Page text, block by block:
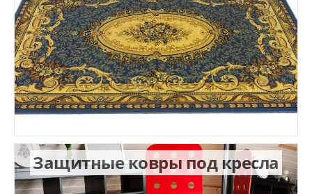
Защитные ковры под кресла